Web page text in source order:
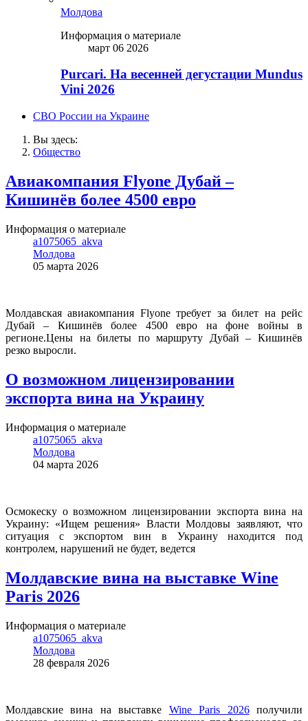
Молдова
Информация о материале
март 06 2026
Purcari. На весенней дегустации Mundus
Vini 2026
СВО России на Украине
Вы здесь:
Общество
Авиакомпания Flyone Дубай –
Кишинёв более 4500 евро
Информация о материале
a1075065_akva
Молдова
05 марта 2026
Молдавская авиакомпания Flyone требует за билет на рейс
Дубай – Кишинёв более 4500 евро на фоне войны в
регионе.Цены на билеты по маршруту Дубай – Кишинёв
резко выросли.
О возможном лицензировании
экспорта вина на Украину
Информация о материале
a1075065_akva
Молдова
04 марта 2026
Осмокеску о возможном лицензировании экспорта вина на
Украину: «Ищем решения» Власти Молдовы заявляют, что
ситуация с экспортом вин в Украину находится под
контролем, нарушений не будет, ведется
Молдавские вина на выставке Wine
Paris 2026
Информация о материале
a1075065_akva
Молдова
28 февраля 2026
Молдавские вина на выставке Wine Paris 2026получили